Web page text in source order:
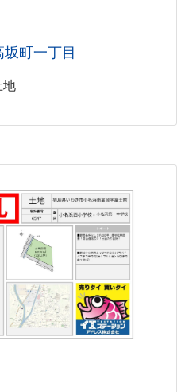
町一丁目
地